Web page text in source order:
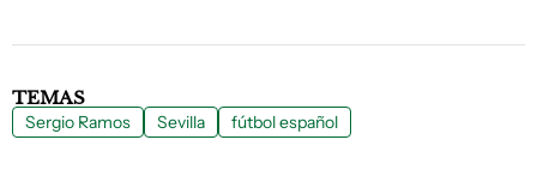
TEMAS
Sergio Ramos Sevilla fútbol español